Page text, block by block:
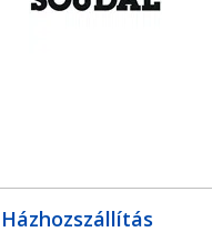
Házhozszállítás